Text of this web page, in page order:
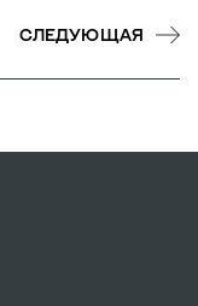
СЛЕДУЮЩАЯ